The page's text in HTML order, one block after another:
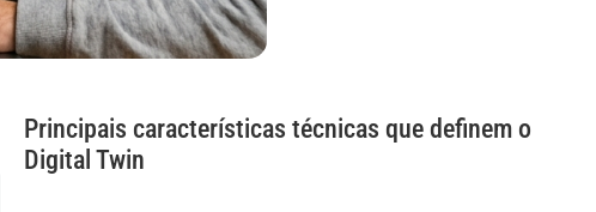
Principais características técnicas que definem o
Digital Twin